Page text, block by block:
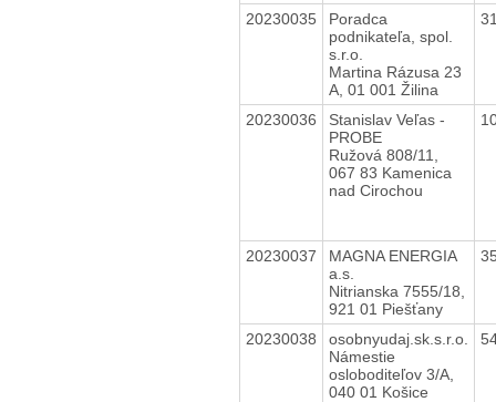
20230035
Poradca
podnikateľa, spol.
s.r.o.
Martina Rázusa 23
A, 01 001 Žilina
20230036
Stanislav Veľas -
PROBE
Ružová 808/11,
067 83 Kamenica
nad Cirochou
20230037
MAGNA ENERGIA
a.s.
Nitrianska 7555/18,
921 01 Piešťany
20230038
osobnyudaj.sk.s.r.o.
Námestie
osloboditeľov 3/A,
040 01 Košice